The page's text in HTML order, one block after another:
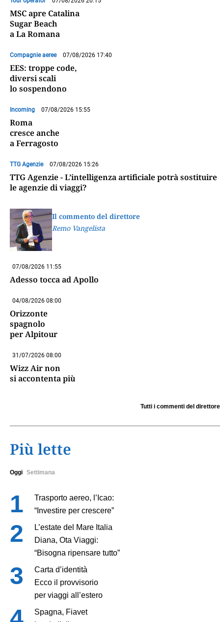
MSC apre Catalina
Sugar Beach
a La Romana
Compagnie aeree 07/08/2026 17:40
EES: troppe code,
diversi scali
lo sospendono
Incoming 07/08/2026 15:55
Roma
cresce anche
a Ferragosto
TTG Agenzie 07/08/2026 15:26
TTG Agenzie - L’intelligenza artificiale potrà sostituire
le agenzie di viaggi?
Il commento del direttore
Remo Vangelista
07/08/2026 11:55
Adesso tocca ad Apollo
04/08/2026 08:00
Orizzonte
spagnolo
per Alpitour
31/07/2026 08:00
Wizz Air non
si accontenta più
Tutti i commenti del direttore
Più lette
Oggi Settimana
Trasporto aereo, l’Icao:
“Investire per crescere”
L’estate del Mare Italia
Diana, Ota Viaggi:
“Bisogna ripensare tutto”
Carta d’identità
Ecco il provvisorio
per viaggi all’estero
Spagna, Fiavet